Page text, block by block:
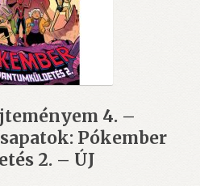
4. –
Pókember
2. – ÚJ